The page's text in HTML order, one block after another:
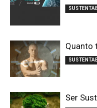
Quanto
Ser